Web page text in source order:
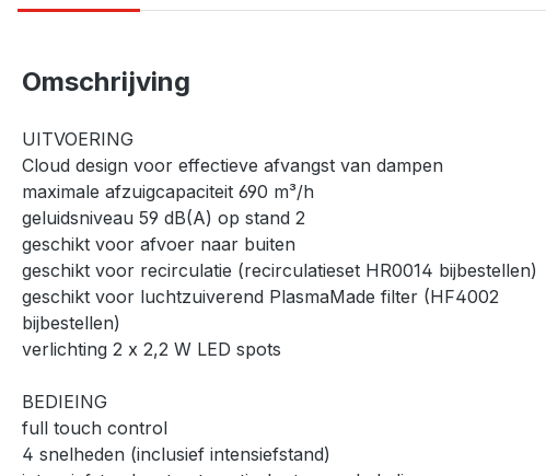
Omschrijving
UITVOERING
Cloud design voor effectieve afvangst van dampen
maximale afzuigcapaciteit 690 m³/h
geluidsniveau 59 dB(A) op stand 2
geschikt voor afvoer naar buiten
geschikt voor recirculatie (recirculatieset HR0014 bijbestellen)
geschikt voor luchtzuiverend PlasmaMade filter (HF4002
bijbestellen)
verlichting 2 x 2,2 W LED spots
BEDIEING
full touch control
4 snelheden (inclusief intensiefstand)